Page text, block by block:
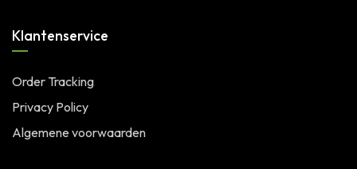
Klantenservice
Order Tracking
Privacy Policy
Algemene voorwaarden